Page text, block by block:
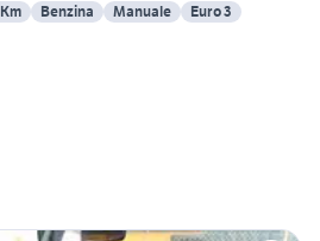
Benzina Manuale Euro 3